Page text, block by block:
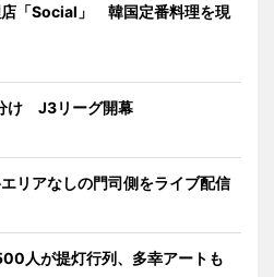
店「Social」 韓国定番料理を現
け J3リーグ開幕
リアなしの門司側をライブ配信
人が提灯行列、多幸アートも